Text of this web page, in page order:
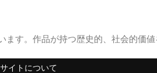
す。作品が持つ歴史的、社会的価
イトについて